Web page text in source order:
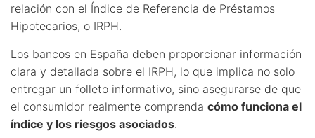
relación con el Índice de Referencia de Préstamos
Hipotecarios, o IRPH.
Los bancos en España deben proporcionar información
clara y detallada sobre el IRPH, lo que implica no solo
entregar un folleto informativo, sino asegurarse de que
el consumidor realmente comprenda cómo funciona el
índice y los riesgos asociados.